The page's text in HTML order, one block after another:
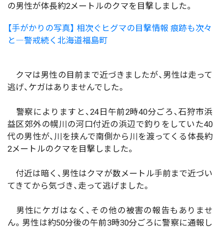
の男性が体長約2メートルのクマを目撃しました。
【手がかりの写真】 相次ぐヒグマの目撃情報 痕跡も次々
と―警戒続く北海道福島町
クマは男性の目前まで近づきましたが、男性は走って
逃げ、ケガはありませんでした。
警察によりますと、24日午前2時40分ごろ、石狩市浜
益区郊外の幌川の河口付近の浜辺で釣りをしていた40
代の男性が、川を挟んで南側から川を渡ってくる体長約
2メートルのクマを目撃しました。
付近は暗く、男性はクマが数メートル手前まで近づい
てきてから気づき、走って逃げました。
男性にケガはなく、その他の被害の報告もありませ
ん。男性は約50分後の午前3時30分ごろに警察に通報し